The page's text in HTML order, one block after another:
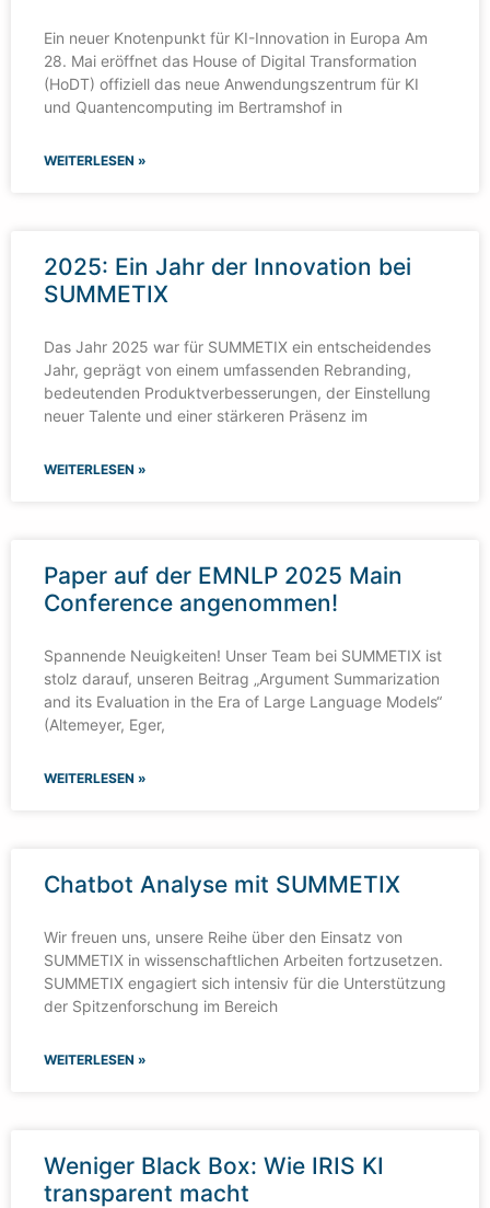
Ein neuer Knotenpunkt für KI-Innovation in Europa Am
28. Mai eröffnet das House of Digital Transformation
(HoDT) offiziell das neue Anwendungszentrum für KI
und Quantencomputing im Bertramshof in
WEITERLESEN »
2025: Ein Jahr der Innovation bei
SUMMETIX
Das Jahr 2025 war für SUMMETIX ein entscheidendes
Jahr, geprägt von einem umfassenden Rebranding,
bedeutenden Produktverbesserungen, der Einstellung
neuer Talente und einer stärkeren Präsenz im
WEITERLESEN »
Paper auf der EMNLP 2025 Main
Conference angenommen!
Spannende Neuigkeiten! Unser Team bei SUMMETIX ist
stolz darauf, unseren Beitrag „Argument Summarization
and its Evaluation in the Era of Large Language Models“
(Altemeyer, Eger,
WEITERLESEN »
Chatbot Analyse mit SUMMETIX
Wir freuen uns, unsere Reihe über den Einsatz von
SUMMETIX in wissenschaftlichen Arbeiten fortzusetzen.
SUMMETIX engagiert sich intensiv für die Unterstützung
der Spitzenforschung im Bereich
WEITERLESEN »
Weniger Black Box: Wie IRIS KI
transparent macht